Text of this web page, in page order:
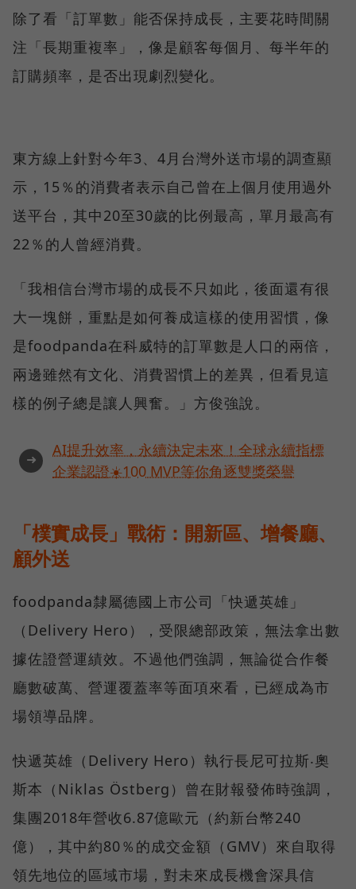
除了看「訂單數」能否保持成長，主要花時間關
注「長期重複率」，像是顧客每個月、每半年的
訂購頻率，是否出現劇烈變化。
東方線上針對今年3、4月台灣外送市場的調查顯
示，15％的消費者表示自己曾在上個月使用過外
送平台，其中20至30歲的比例最高，單月最高有
22％的人曾經消費。
「我相信台灣市場的成長不只如此，後面還有很
大一塊餅，重點是如何養成這樣的使用習慣，像
是foodpanda在科威特的訂單數是人口的兩倍，
兩邊雖然有文化、消費習慣上的差異，但看見這
樣的例子總是讓人興奮。」方俊強說。
➜
AI提升效率，永續決定未來！全球永續指標
企業認證☀️100 MVP等你角逐雙獎榮譽
「樸實成長」戰術：開新區、增餐廳、
顧外送
foodpanda隸屬德國上市公司「快遞英雄」
（Delivery Hero），受限總部政策，無法拿出數
據佐證營運績效。不過他們強調，無論從合作餐
廳數破萬、營運覆蓋率等面項來看，已經成為市
場領導品牌。
快遞英雄（Delivery Hero）執行長尼可拉斯‧奧
斯本（Niklas Östberg）曾在財報發佈時強調，
集團2018年營收6.87億歐元（約新台幣240
億），其中約80％的成交金額（GMV）來自取得
領先地位的區域市場，對未來成長機會深具信